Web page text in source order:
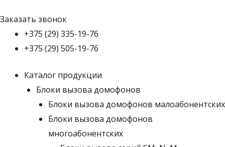
Заказать звонок
+375 (29) 335-19-76
+375 (29) 505-19-76
Каталог продукции
Блоки вызова домофонов
Блоки вызова домофонов малоабонентских
Блоки вызова домофонов
многоабонентских